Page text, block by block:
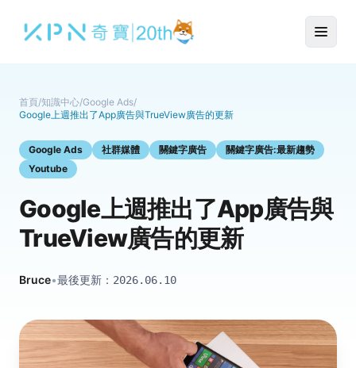
首頁/知識中心/Google Ads/
Google上週推出了App廣告與TrueView廣告的更新
Google Ads 社群媒體 關鍵字廣告
關鍵字廣告:最新趨勢
Youtube
Google上週推出了App廣告與
TrueView廣告的更新
Bruce•最後更新： 2026.06.10